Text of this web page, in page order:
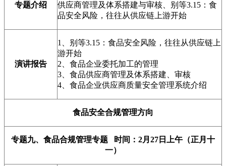
专题介绍
供应商管理及体系搭建与审核、别等3.15：食
品安全风险，往往从供应链上游开始
演讲报告
1、别等3.15：食品安全风险，往往从供应链上
游开始
2、食品企业委托加工的管理
3、食品供应商管理及体系搭建、审核
4、食品企业供应商质量安全管理系统介绍
食品安全合规管理方向
专题九、食品合规管理专题 时间：2月27日上午（正月十
一）